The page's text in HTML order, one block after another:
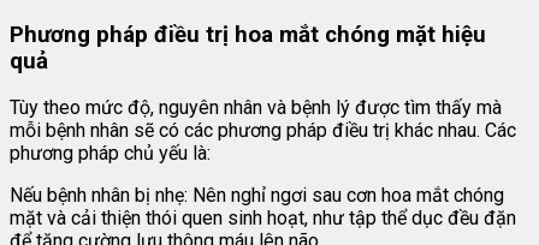
Phương pháp điều trị hoa mắt chóng mặt hiệu
quả
Tùy theo mức độ, nguyên nhân và bệnh lý được tìm thấy mà
mỗi bệnh nhân sẽ có các phương pháp điều trị khác nhau. Các
phương pháp chủ yếu là:
Nếu bệnh nhân bị nhẹ: Nên nghỉ ngơi sau cơn hoa mắt chóng
mặt và cải thiện thói quen sinh hoạt, như tập thể dục đều đặn